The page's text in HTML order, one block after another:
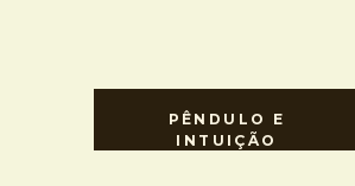
PÊNDULO E
INTUIÇÃO